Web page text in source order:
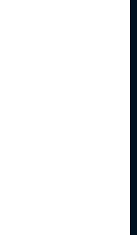
Beratung?
und